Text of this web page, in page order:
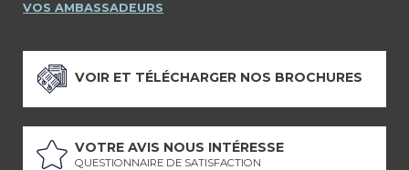
VOS AMBASSADEURS
VOIR ET TÉLÉCHARGER NOS BROCHURES
VOTRE AVIS NOUS INTÉRESSE
QUESTIONNAIRE DE SATISFACTION